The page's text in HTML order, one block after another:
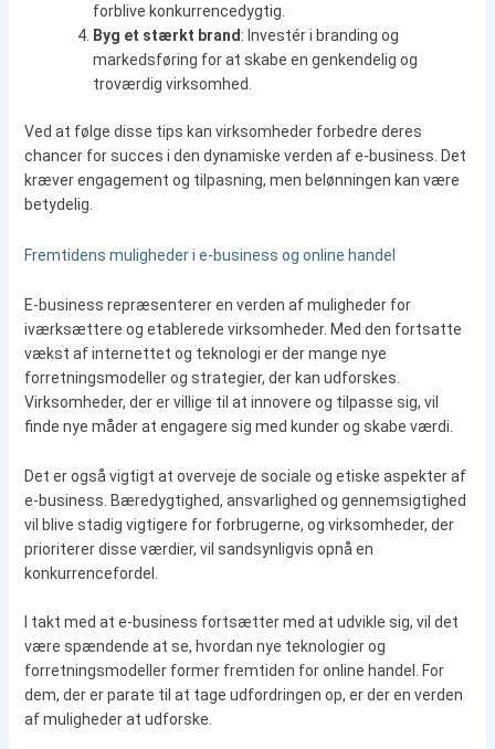
forblive konkurrencedygtig.
Byg et stærkt brand : Investér i branding og
markedsføring for at skabe en genkendelig og
troværdig virksomhed.
Ved at følge disse tips kan virksomheder forbedre deres
chancer for succes i den dynamiske verden af e-business. Det
kræver engagement og tilpasning, men belønningen kan være
betydelig.
Fremtidens muligheder i e-business og online handel
E-business repræsenterer en verden af muligheder for
iværksættere og etablerede virksomheder. Med den fortsatte
vækst af internettet og teknologi er der mange nye
forretningsmodeller og strategier, der kan udforskes.
Virksomheder, der er villige til at innovere og tilpasse sig, vil
finde nye måder at engagere sig med kunder og skabe værdi.
Det er også vigtigt at overveje de sociale og etiske aspekter af
e-business. Bæredygtighed, ansvarlighed og gennemsigtighed
vil blive stadig vigtigere for forbrugerne, og virksomheder, der
prioriterer disse værdier, vil sandsynligvis opnå en
konkurrencefordel.
I takt med at e-business fortsætter med at udvikle sig, vil det
være spændende at se, hvordan nye teknologier og
forretningsmodeller former fremtiden for online handel. For
dem, der er parate til at tage udfordringen op, er der en verden
af muligheder at udforske.